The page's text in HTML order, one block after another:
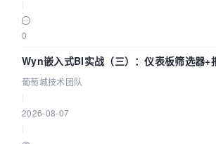
0
Wyn嵌入式BI实战（三）：仪表板筛选器+
全闭环
葡萄城技术团队
2026-08-07